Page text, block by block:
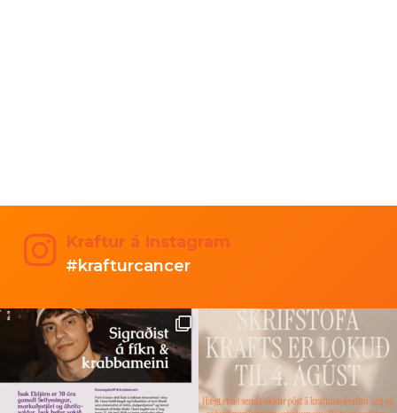
Kraftur á Instagram
#krafturcancer